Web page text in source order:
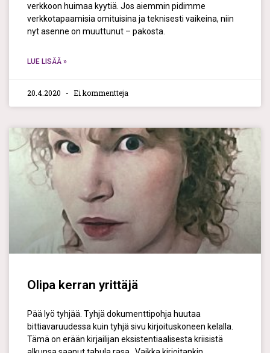
verkkoon huimaa kyytiä. Jos aiemmin pidimme
verkkotapaamisia omituisina ja teknisesti vaikeina, niin
nyt asenne on muuttunut – pakosta.
LUE LISÄÄ »
20.4.2020 Ei kommentteja
Olipa kerran yrittäjä
Pää lyö tyhjää. Tyhjä dokumenttipohja huutaa
bittiavaruudessa kuin tyhjä sivu kirjoituskoneen kelalla.
Tämä on erään kirjailijan eksistentiaalisesta kriisistä